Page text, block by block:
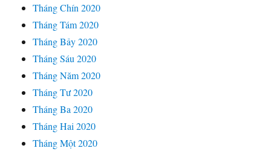
Tháng Chín 2020
Tháng Tám 2020
Tháng Bảy 2020
Tháng Sáu 2020
Tháng Năm 2020
Tháng Tư 2020
Tháng Ba 2020
Tháng Hai 2020
Tháng Một 2020